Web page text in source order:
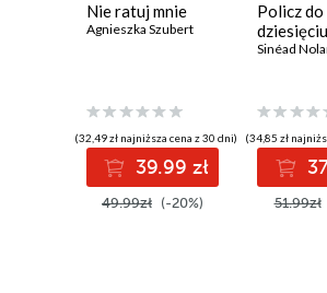
Rozdział 9
Rozdział 11
Dzień 9
Nie ratuj mnie
Agnieszka Szubert
(32,49 zł najniższa cena z 30 dni)
39.99 zł
49.99zł (-20%)
Policz do
dziesięciu
Sinéad
(34,85 zł
51.99zł